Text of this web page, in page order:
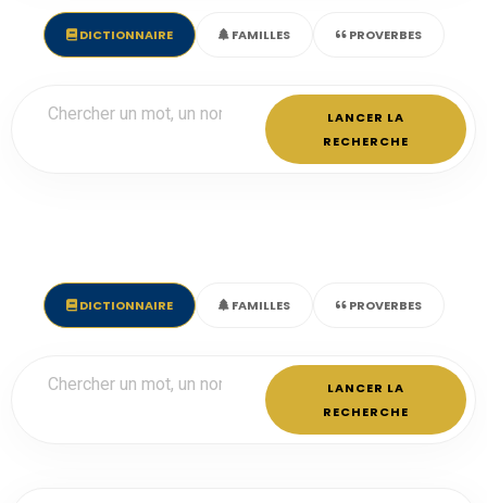
DICTIONNAIRE FAMILLES PROVERBES
LANCER LA
RECHERCHE
DICTIONNAIRE FAMILLES PROVERBES
LANCER LA
RECHERCHE